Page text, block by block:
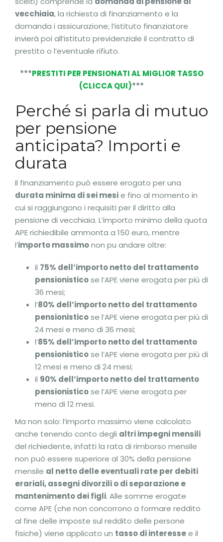
vecchiaia, la richiesta di finanziamento e la
domanda i assicurazione; l’istituto finanziatore
invierà poi all’istituto previdenziale il contratto di
prestito o l’eventuale rifiuto.
***PRESTITI PER PENSIONATI AL MIGLIOR TASSO
(CLICCA QUI)***
Perché si parla di mutuo
per pensione
anticipata? Importi e
durata
Il finanziamento può essere erogato per una
durata minima di sei mesie fino al momento in
cui si raggiungono i requisiti per il diritto alla
pensione di vecchiaia. L’importo minimo della quota
APE richiedibile ammonta a 150 euro, mentre
l’importo massimonon pu andare oltre:
il 75% dell’importo netto del trattamento
pensionisticose l’APE viene erogata per più di
36 mesi;
l’80% dell’importo netto del trattamento
pensionisticose l’APE viene erogata per più di
24 mesi e meno di 36 mesi;
l’85% dell’importo netto del trattamento
pensionisticose l’APE viene erogata per più di
12 mesi e meno di 24 mesi;
il 90% dell’importo netto del trattamento
pensionisticose l’APE viene erogata per
meno di 12 mesi.
Ma non solo: l’importo massimo viene calcolato
anche tenendo conto degli altri impegni mensili
del richiedente, infatti la rata di rimborso mensile
non può essere superiore al 30% della pensione
mensile al netto delle eventuali rate per debiti
erariali, assegni divorzili o di separazione e
mantenimento dei figli. Alle somme erogate
come APE (che non concorrono a formare reddito
al fine delle imposte sul reddito delle persone
fisiche) viene applicato un tasso di interessee il